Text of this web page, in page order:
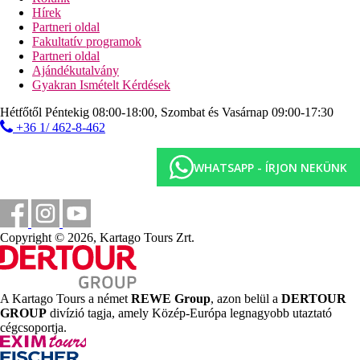
jóga
zumba
vízi torna
teniszpályák (kivilágítás és oktatás térítés ellenében)
asztalitenisz
minifoci
strandröplabda
biliárd
Sport és szórakozás térítés ellenében
spa-központ
masszázs
szépségápolás
manikűr
pedikűr
játékterem
playstation
vízi sportok a strandon (helyi szolgáltatóknál)
Hírek
Partneri oldal
Fakultatív programok
Partneri oldal
Ajándékutalvány
Gyakran Ismételt Kérdések
Hétfőtől Péntekig 08:00-18:00, Szombat és Vasárnap 09:00-17:30
+36 1/ 462-8-462
WHATSAPP - ÍRJON NEKÜNK
Copyright © 2026, Kartago Tours Zrt.
A Kartago Tours a német REWE Group, azon belül a DERTOUR
GROUP divízió tagja, amely Közép-Európa legnagyobb utaztató
cégcsoportja.